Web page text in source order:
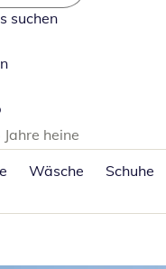
suchen
Jahre heine
Wäsche Schuhe